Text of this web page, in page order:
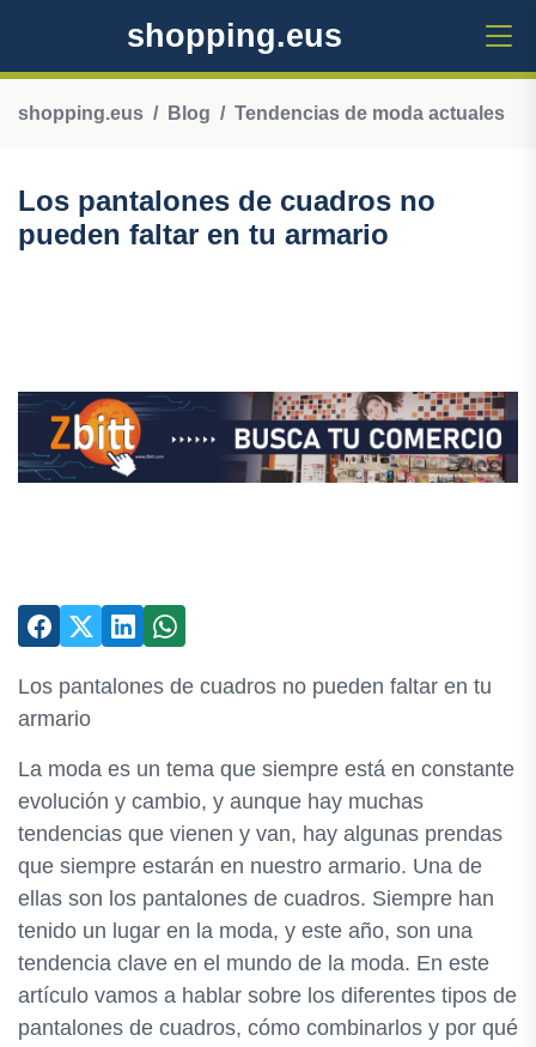
shopping.eus
shopping.eus Blog Tendencias de moda actuales
Los pantalones de cuadros no
pueden faltar en tu armario
Los pantalones de cuadros no pueden faltar en tu
armario
La moda es un tema que siempre está en constante
evolución y cambio, y aunque hay muchas
tendencias que vienen y van, hay algunas prendas
que siempre estarán en nuestro armario. Una de
ellas son los pantalones de cuadros. Siempre han
tenido un lugar en la moda, y este año, son una
tendencia clave en el mundo de la moda. En este
artículo vamos a hablar sobre los diferentes tipos de
pantalones de cuadros, cómo combinarlos y por qué